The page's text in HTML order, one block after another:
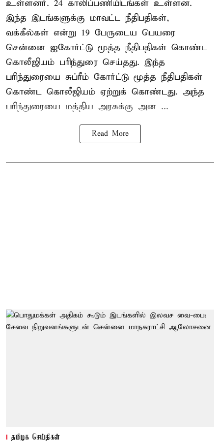
உள்ளனர். 24 காலிப்பணியிடங்கள் உள்ளன.
இந்த இடங்களுக்கு மாவட்ட நீதிபதிகள்,
வக்கீல்கள் என்று 19 பேருடைய பெயரை
சென்னை ஐகோர்ட்டு மூத்த நீதிபதிகள் கொண்ட
கொலீஜியம் பரிந்துரை செய்தது. இந்த
பரிந்துரையை சுப்ரீம் கோர்ட்டு மூத்த நீதிபதிகள்
கொண்ட கொலீஜியம் ஏற்றுக் கொண்டது. அந்த
பரிந்துரையை மத்திய அரசுக்கு அன ...
Read More
தமிழக செய்திகள்